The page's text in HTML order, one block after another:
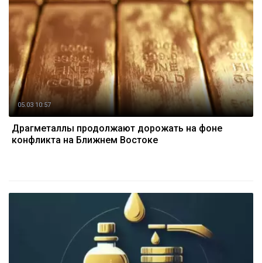
05.03 10:57
Драгметаллы продолжают дорожать на фоне
конфликта на Ближнем Востоке